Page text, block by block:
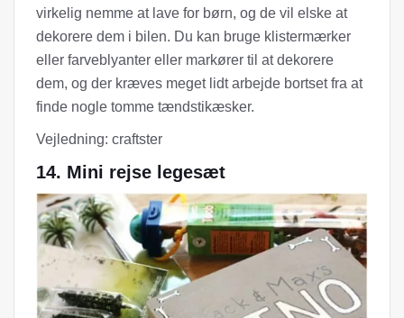
virkelig nemme at lave for børn, og de vil elske at
dekorere dem i bilen. Du kan bruge klistermærker
eller farveblyanter eller markører til at dekorere
dem, og der kræves meget lidt arbejde bortset fra at
finde nogle tomme tændstikæsker.
Vejledning: craftster
14. Mini rejse legesæt